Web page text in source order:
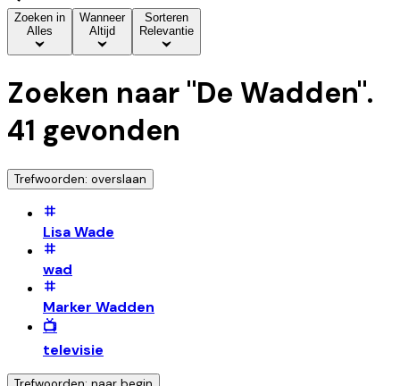
Zoeken in
Alles
Wanneer
Altijd
Sorteren
Relevantie
Zoeken naar "De Wadden".
41 gevonden
Trefwoorden: overslaan
Lisa Wade
wad
Marker Wadden
📺
televisie